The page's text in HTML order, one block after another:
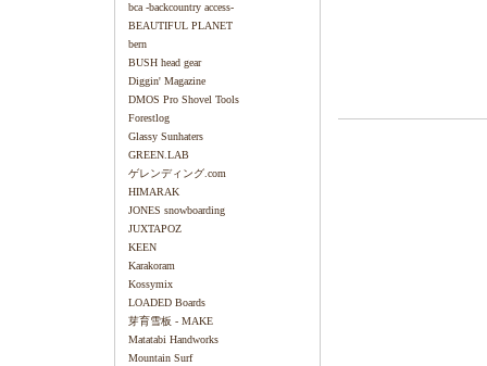
bca -backcountry access-
BEAUTIFUL PLANET
bern
BUSH head gear
Diggin' Magazine
DMOS Pro Shovel Tools
Forestlog
Glassy Sunhaters
GREEN.LAB
ゲレンディング.com
HIMARAK
JONES snowboarding
JUXTAPOZ
KEEN
Karakoram
Kossymix
LOADED Boards
芽育雪板 - MAKE
Matatabi Handworks
Mountain Surf